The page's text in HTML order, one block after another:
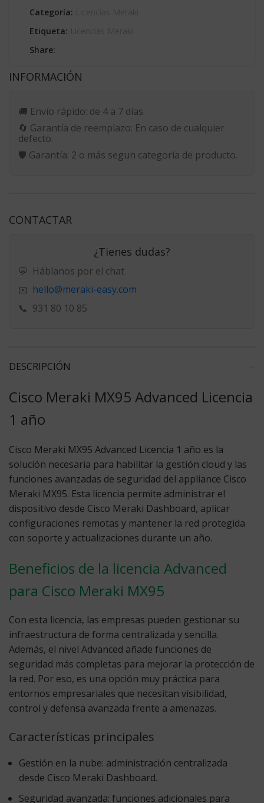
Categoría:
Etiqueta:
Share:
INFORMACIÓN
🚚 Envío rápido: de 4 a 7 días.
🔄 Garantía de reemplazo: En caso de cualquier
defecto.
🛡️ Garantía: 2 o más segun categoría de producto.
CONTACTAR
¿Tienes dudas?
💬 Háblanos por el chat
📧 hello@meraki-easy.com
📞 931 80 10 85
DESCRIPCIÓN
Cisco Meraki MX95 Advanced Licencia
1 año
Cisco Meraki MX95 Advanced Licencia 1 año es la
solución necesaria para habilitar la gestión cloud y las
funciones avanzadas de seguridad del appliance Cisco
Meraki MX95. Esta licencia permite administrar el
dispositivo desde Cisco Meraki Dashboard, aplicar
configuraciones remotas y mantener la red protegida
con soporte y actualizaciones durante un año.
Beneficios de la licencia Advanced
para Cisco Meraki MX95
Con esta licencia, las empresas pueden gestionar su
infraestructura de forma centralizada y sencilla.
Además, el nivel Advanced añade funciones de
seguridad más completas para mejorar la protección de
la red. Por eso, es una opción muy práctica para
entornos empresariales que necesitan visibilidad,
control y defensa avanzada frente a amenazas.
Características principales
Gestión en la nube: administración centralizada
desde Cisco Meraki Dashboard.
Seguridad avanzada: funciones adicionales para